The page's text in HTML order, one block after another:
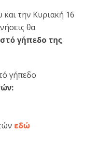
την Κυριακή 16
θα
γήπεδο της
γήπεδο
εδώ